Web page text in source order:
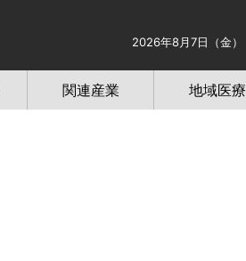
2026年8月7日（金）
関連産業 地域医療